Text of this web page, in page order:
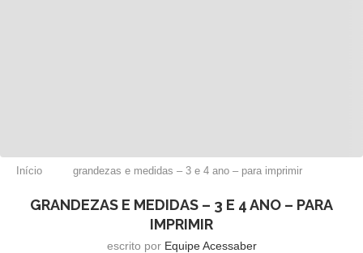
Início grandezas e medidas – 3 e 4 ano – para imprimir
GRANDEZAS E MEDIDAS – 3 E 4 ANO – PARA
IMPRIMIR
escrito por Equipe Acessaber